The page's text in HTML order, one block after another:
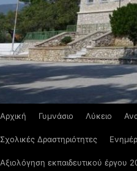
Αρχική Γυμνάσιο Λύκειο
Σχολικές Δραστηριότητες
Αξιολόγηση εκπαιδευτικού έργου